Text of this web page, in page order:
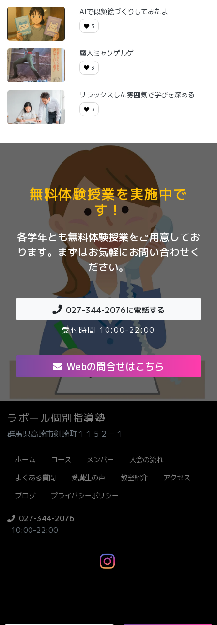
AIで似顔絵づくりしてみたよ
3
魔人ミャクゲルゲ
3
リラックスした雰囲気で学びを深める
3
無料体験授業を実施中で
す！
各学年とも無料体験授業をご用意してお
ります。まずはお気軽にお問い合わせく
ださい。
027-344-2076に電話する
受付時間 10:00-22:00
Webの問合せはこちら
ラポール個別指導塾
群馬県高崎市剣崎町１１５２－１
ホーム コース メンバー
入会の流れ
よくある質問
受講生の声 教室紹介
アクセス
ブログ
プライバシーポリシー
027-344-2076
10:00-22:00